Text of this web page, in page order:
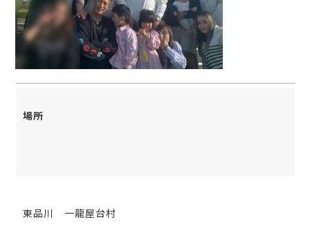
場所
東品川 一龍屋台村